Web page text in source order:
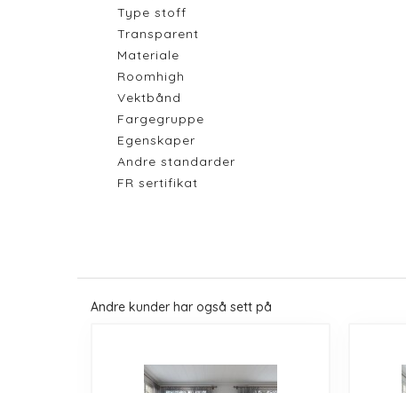
Type stoff
Transparent
Materiale
Roomhigh
Vektbånd
Fargegruppe
Egenskaper
Andre standarder
FR sertifikat
Andre kunder har også sett på